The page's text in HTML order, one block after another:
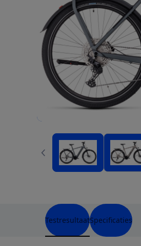
TestresultaatSpecificaties